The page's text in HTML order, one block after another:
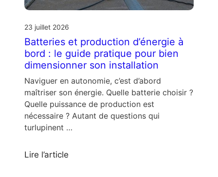
23 juillet 2026
Batteries et production d’énergie à
bord : le guide pratique pour bien
dimensionner son installation
Naviguer en autonomie, c’est d’abord
maîtriser son énergie. Quelle batterie choisir ?
Quelle puissance de production est
nécessaire ? Autant de questions qui
turlupinent …
Lire l’article